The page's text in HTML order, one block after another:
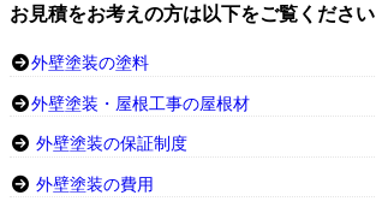
お見積をお考えの方は以下をご覧ください
外壁塗装の塗料
外壁塗装・屋根工事の屋根材
外壁塗装の保証制度
外壁塗装の費用